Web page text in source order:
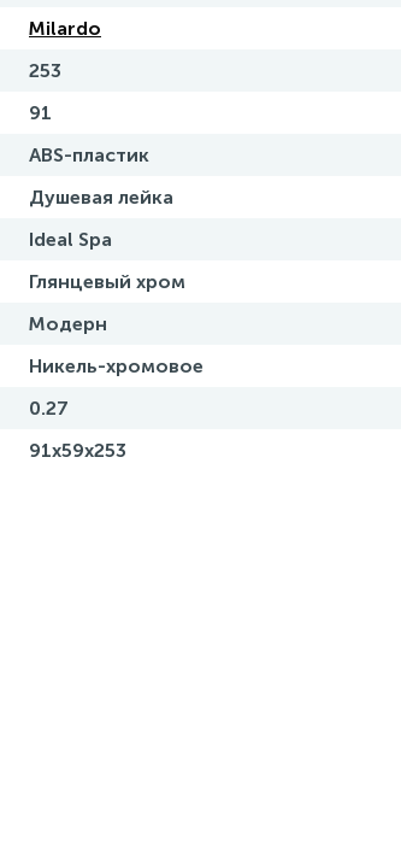
Milardo
253
91
ABS-пластик
Душевая лейка
Ideal Spa
Глянцевый хром
Модерн
Никель-хромовое
0.27
91x59x253